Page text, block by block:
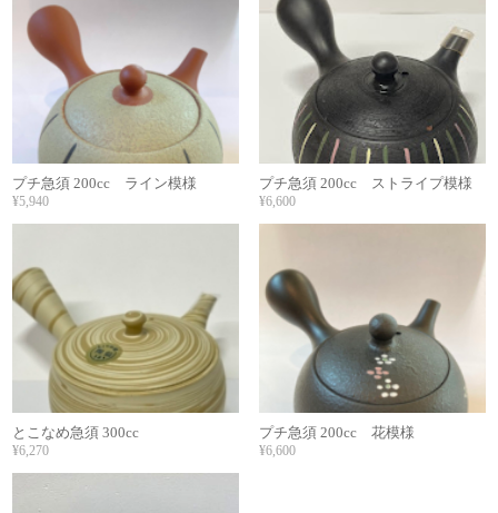
プチ急須 200cc ライン模様
¥5,940
プチ急須 200cc ストライプ模様
¥6,600
とこなめ急須 300cc
¥6,270
プチ急須 200cc 花模様
¥6,600